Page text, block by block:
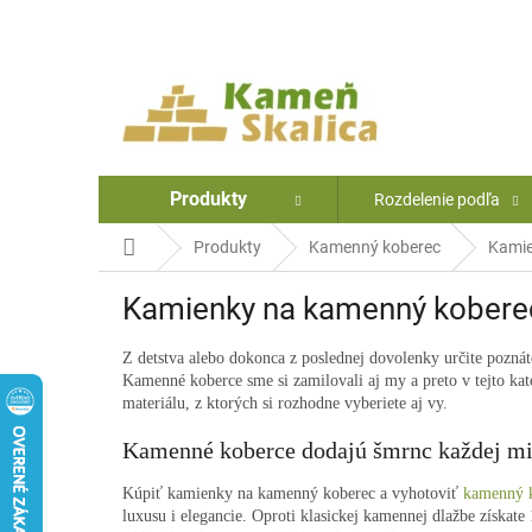
Produkty Rozdelenie podľa
DomovProdukty Kamenný koberec
Kamienky na kamenný
Z detstva alebo dokonca z poslednej dovolenky určite
Kamenné koberce sme si zamilovali aj my a preto v tejto
materiálu, z ktorých si rozhodne vyberiete aj vy.
Kamenné koberce dodajú šmrnc každej
Kúpiť kamienky na kamenný koberec a vyhotoviť kamenný
luxusu i elegancie. Oproti klasickej kamennej dlažbe získate